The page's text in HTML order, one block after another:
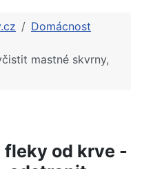
Domácnost
mastné skvrny,
od krve -